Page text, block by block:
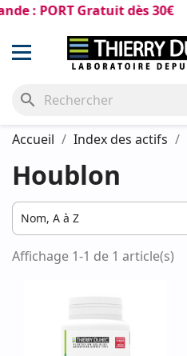
: PORT Gratuit dès 30€
search
Accueil Index des actifs
Houblon
Nom, A à Z
Affichage 1-1 de 1 article(s)